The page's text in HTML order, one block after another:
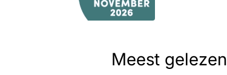
Meest gelezen